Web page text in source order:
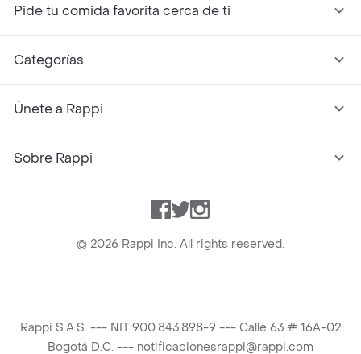
Pide tu comida favorita cerca de ti
Categorías
Únete a Rappi
Sobre Rappi
Facebook
TwitterInstagram
© 2026 Rappi Inc. All rights reserved.
Rappi S.A.S. --- NIT 900.843.898-9 --- Calle 63 # 16A-02
Bogotá D.C. --- notificacionesrappi@rappi.com